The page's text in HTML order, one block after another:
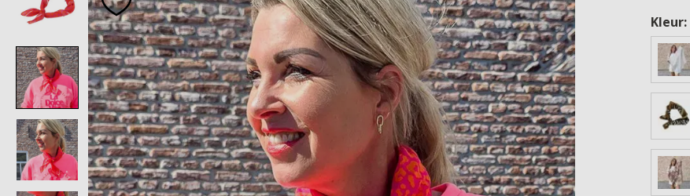
Kleur: